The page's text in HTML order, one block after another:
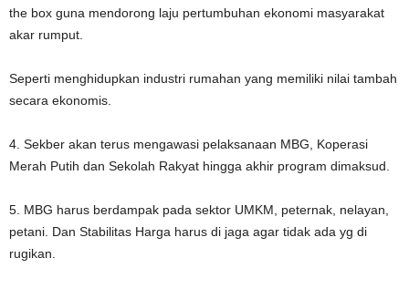
the box guna mendorong laju pertumbuhan ekonomi masyarakat
akar rumput.
Seperti menghidupkan industri rumahan yang memiliki nilai tambah
secara ekonomis.
4. Sekber akan terus mengawasi pelaksanaan MBG, Koperasi
Merah Putih dan Sekolah Rakyat hingga akhir program dimaksud.
5. MBG harus berdampak pada sektor UMKM, peternak, nelayan,
petani. Dan Stabilitas Harga harus di jaga agar tidak ada yg di
rugikan.